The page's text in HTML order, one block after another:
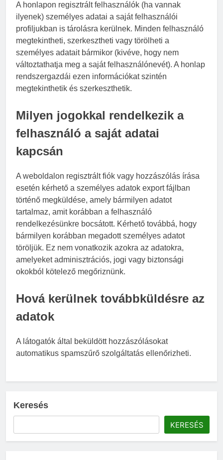
A honlapon regisztrált felhasználók (ha vannak
ilyenek) személyes adatai a saját felhasználói
profiljukban is tárolásra kerülnek. Minden felhasználó
megtekintheti, szerkesztheti vagy törölheti a
személyes adatait bármikor (kivéve, hogy nem
változtathatja meg a saját felhasználónevét). A honlap
rendszergazdái ezen információkat szintén
megtekinthetik és szerkeszthetik.
Milyen jogokkal rendelkezik a
felhasználó a saját adatai
kapcsán
A weboldalon regisztrált fiók vagy hozzászólás írása
esetén kérhető a személyes adatok export fájlban
történő megküldése, amely bármilyen adatot
tartalmaz, amit korábban a felhasználó
rendelkezésünkre bocsátott. Kérhető továbbá, hogy
bármilyen korábban megadott személyes adatot
töröljük. Ez nem vonatkozik azokra az adatokra,
amelyeket adminisztrációs, jogi vagy biztonsági
okokból kötelező megőriznünk.
Hová kerülnek továbbküldésre az
adatok
A látogatók által beküldött hozzászólásokat
automatikus spamszűrő szolgáltatás ellenőrizheti.
Keresés
KERESÉS